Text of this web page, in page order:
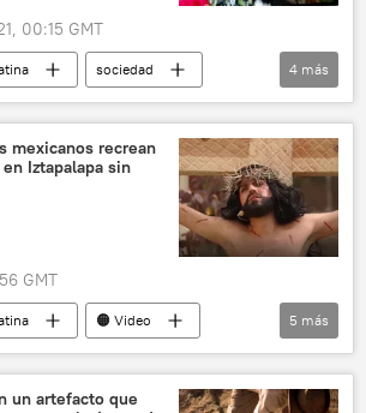
00:15 GMT
sociedad
cristianos
papa
4 más
mexicanos recrean
Iztapalapa sin
GMT
🟠 Video
Iztapalapa
fiestas México
5 más
un artefacto que